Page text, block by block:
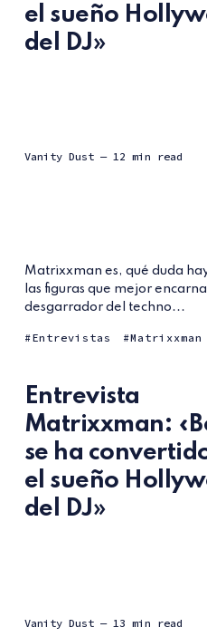
el sueño
del DJ»
Vanity Dust — 12 min read
Matrixxman es, qué duda
las figuras que mejor
desgarrador del techno...
Entrevistas Matrixxman
Entrevista
Matrixxman:
se ha
el sueño
del DJ»
Vanity Dust — 13 min read